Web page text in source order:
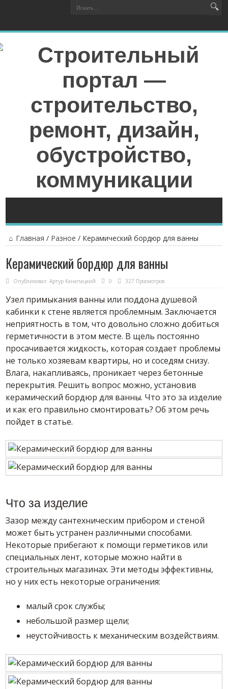
Главная / Разное / Керамический бордюр для ванны
Керамический бордюр для ванны
Опубликовал:Артур Канапацкий 0 327 Просмотров
Узел примыкания ванны или поддона душевой
кабинки к стене является проблемным. Заключается
неприятность в том, что довольно сложно добиться
герметичности в этом месте. В щель постоянно
просачивается жидкость, которая создает проблемы
не только хозяевам квартиры, но и соседям снизу.
Влага, накапливаясь, проникает через бетонные
перекрытия. Решить вопрос можно, установив
керамический бордюр для ванны. Что это за изделие
и как его правильно смонтировать? Об этом речь
пойдет в статье.
Что за изделие
Зазор между сантехническим прибором и стеной
может быть устранен различными способами.
Некоторые прибегают к помощи герметиков или
специальных лент, которые можно найти в
строительных магазинах. Эти методы эффективны,
но у них есть некоторые ограничения:
малый срок службы;
небольшой размер щели;
неустойчивость к механическим воздействиям.